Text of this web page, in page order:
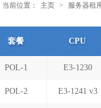
当前位置： 主页 > 服务器租
套餐 CPU
POL-1 E3-1230
POL-2 E3-1241 v3